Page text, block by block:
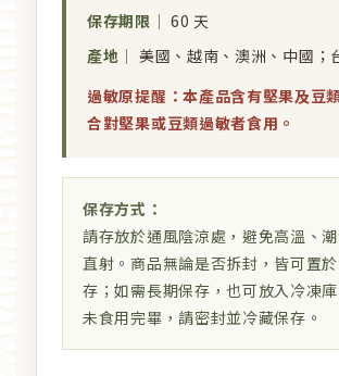
保存期限｜ 60 天
產地｜ 美國、越南、澳洲、中國；
過敏原提醒：本產品含有堅果及豆
合對堅果或豆類過敏者食用。
保存方式：
請存放於通風陰涼處，避免高溫、
直射。商品無論是否拆封，皆可置
存；如需長期保存，也可放入冷凍
未食用完畢，請密封並冷藏保存。